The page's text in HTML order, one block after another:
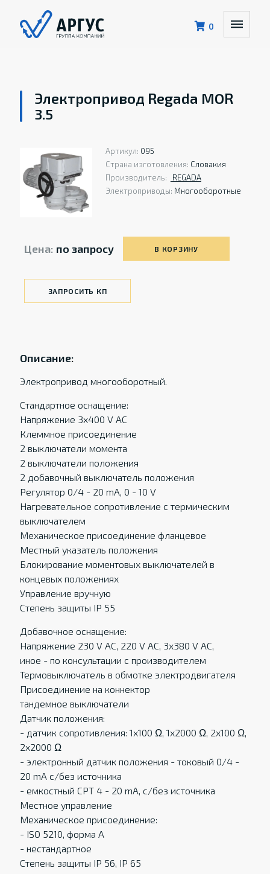
0
Электропривод Regada MOR
3.5
Артикул: 095
Страна изготовления: Словакия
Производитель:
REGADA
Электроприводы: Многооборотные
Цена: по запросу В КОРЗИНУ
ЗАПРОСИТЬ КП
Описание:
Электропривод многооборотный.
Стандартное оснащение:
Напряжение 3x400 V AC
Клеммное присоединение
2 выключатели момента
2 выключатели положения
2 добавочный выключатель положения
Регулятор 0/4 - 20 mA, 0 - 10 V
Нагревательное сопротивление с термическим
выключателем
Механическое присоединение фланцевое
Местный указатель положения
Блокирование моментовых выключателей в
концевых положенияx
Управление вручную
Степень защиты IP 55
Добавочное оснащение:
Напряжение 230 V AC, 220 V AC, 3x380 V AC,
иное - по консультации с производителем
Термовыключатель в обмотке электродвигателя
Присоединение на коннектор
тандемное выключатели
Датчик положения:
- датчик сопротивления: 1x100 Ω, 1x2000 Ω, 2x100 Ω,
2x2000 Ω
- электронный датчик положения - токовый 0/4 -
20 mA c/без источника
- eмкостный CPT 4 - 20 mA, c/без источника
Местное управление
Механическое присоединение:
- ISO 5210, форма A
- нестандартное
Степень защиты IP 56, IP 65